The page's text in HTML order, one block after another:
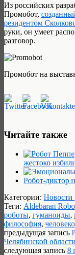
Из российских
Промобот,
резидентом
руки, он умеет
разговор.
Промобот на
Читайте также
жестоко
Робот-диктор
Категории: Новости
Теги: Aldebaran
роботы, гуманоиды,
философия,
предыдущая запись
Челябинской области
следующая запись 8